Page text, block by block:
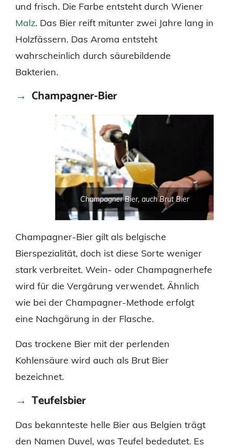
und frisch. Die Farbe entsteht durch Wiener
Malz. Das Bier reift mitunter zwei Jahre lang in
Holzfässern. Das Aroma entsteht
wahrscheinlich durch säurebildende
Bakterien.
Champagner-Bier
Champagner Bier, auch Brut Bier
Champagner-Bier gilt als belgische
Bierspezialität, doch ist diese Sorte weniger
stark verbreitet. Wein- oder Champagnerhefe
wird für die Vergärung verwendet. Ähnlich
wie bei der Champagner-Methode erfolgt
eine Nachgärung in der Flasche.
Das trockene Bier mit der perlenden
Kohlensäure wird auch als Brut Bier
bezeichnet.
Teufelsbier
Das bekannteste helle Bier aus Belgien trägt
den Namen Duvel, was Teufel bededutet. Es